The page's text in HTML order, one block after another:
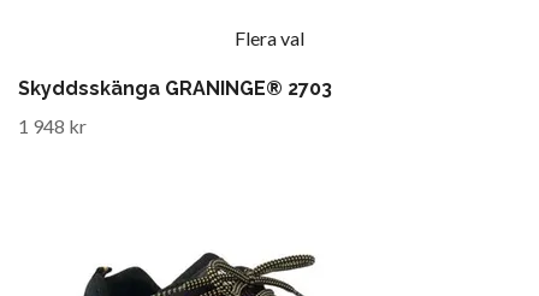
Flera val
Skyddsskänga GRANINGE® 2703
1 948 kr